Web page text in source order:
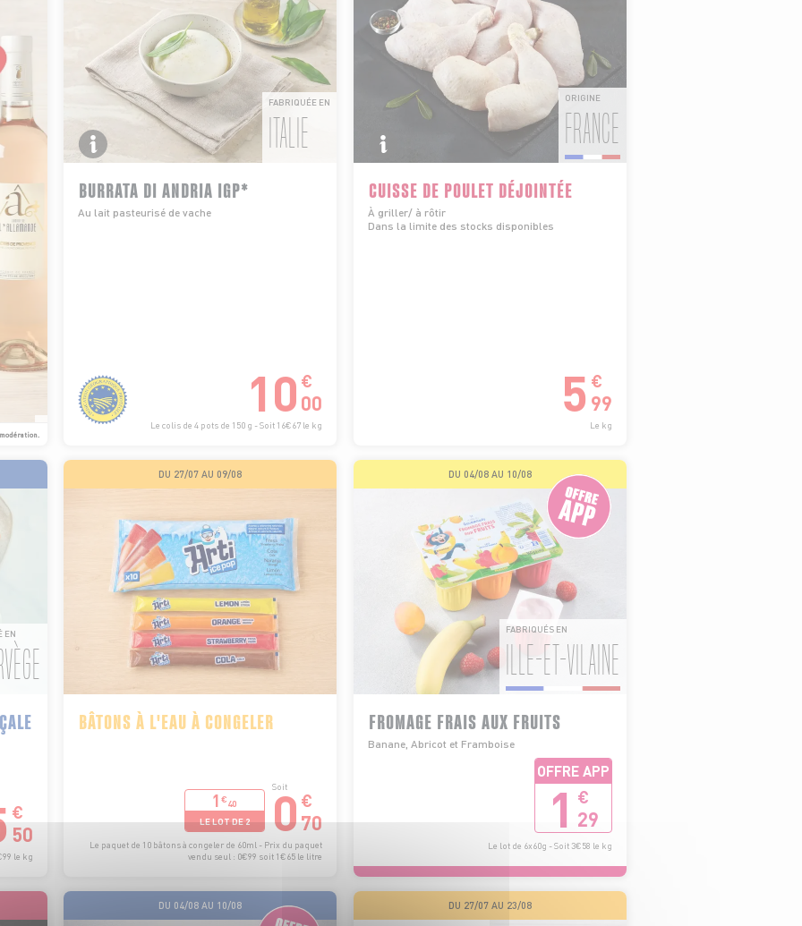
FABRIQUÉE EN
ITALIE
BURRATA DI ANDRIA IGP*
Au lait pasteurisé de vache
10 €
00
Le colis de 4 pots de 150 g - Soit 16€67 le kg
ORIGINE
FRANCE
CUISSE DE POULET DÉJOINTÉE
À griller/ à rôtir
Dans la limite des stocks disponibles
5 €
99
Le kg
EN
€
50
le kg
DU 27/07 AU 09/08
BÂTONS À L'EAU À CONGELER
1€40
LE LOT DE 2
Soit
0€
70
Le paquet de 10 bâtons à congeler de 60ml - Prix du paquet
vendu seul : 0€99 soit 1€65 le litre
DU 04/08 AU 10/08
FABRIQUÉS EN
ILLE-ET-VILAINE
FROMAGE FRAIS AUX FRUITS
Banane, Abricot et Framboise
OFFRE APP
1 €
29
Le lot de 6x60g - Soit 3€58 le kg
DU 04/08 AU 10/08 DU 27/07 AU 23/08